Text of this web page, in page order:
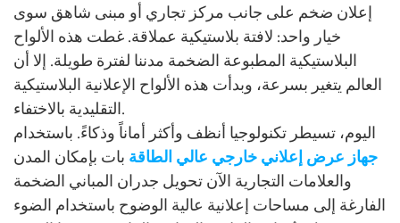
إعلان ضخم على جانب مركز تجاري أو مبنى شاهق سوى
خيار واحد: لافتة بلاستيكية عملاقة. غطت هذه الألواح
البلاستيكية المطبوعة الضخمة مدننا لفترة طويلة. إلا أن
العالم يتغير بسرعة، وبدأت هذه الألواح الإعلانية البلاستيكية
التقليدية بالاختفاء.
اليوم، تسيطر تكنولوجيا أنظف وأكثر أماناً وذكاءً. باستخدام
جهاز عرض إعلاني خارجي عالي الطاقة بات بإمكان المدن
والعلامات التجارية الآن تحويل جدران المباني الضخمة
الفارغة إلى مساحات إعلانية عالية الوضوح باستخدام الضوء